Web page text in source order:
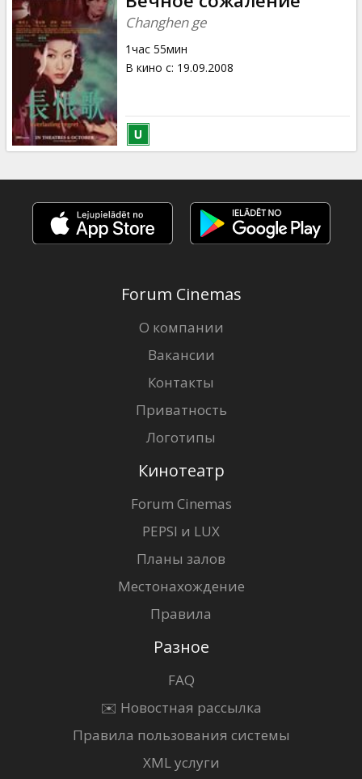
Changhen ge
1час 55мин
В кино с: 19.09.2008
Forum Cinemas
О компании
Вакансии
Контакты
Приватность
Логотипы
Кинотеатр
Forum Cinemas
PEPSI и LUX
Планы залов
Местонахождение
Правила
Разное
FAQ
✉️ Новостная рассылка
Правила пользования системы
XML услуги